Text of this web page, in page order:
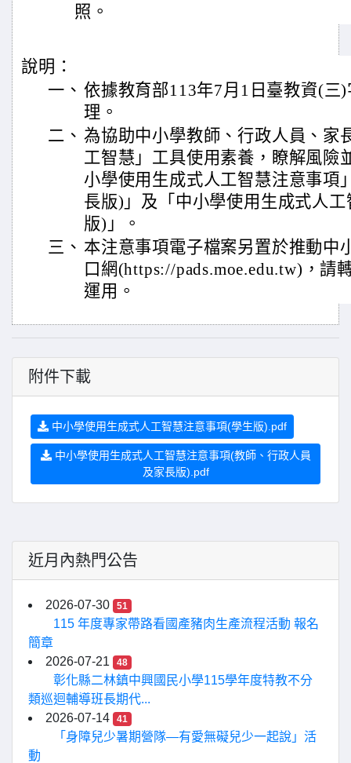
照。
說明：
一、 依據教育部113年7月1日臺教資(三
理。
二、 為協助中小學教師、行政人員、家
工智慧」工具使用素養，瞭解風險
小學使用生成式人工智慧注意事項
長版)」及「中小學使用生成式人
版)」。
三、 本注意事項電子檔案另置於推動中
口網(https://pads.moe.edu.tw)，請
運用。
附件下載
中小學使用生成式人工智慧注意事項(學生版).pdf
中小學使用生成式人工智慧注意事項(教師、行政人員
及家長版).pdf
近月內熱門公告
2026-07-30 51
115 年度專家帶路看國產豬肉生產流程活動 報名
簡章
2026-07-21
48
彰化縣二林鎮中興國民小學115學年度特教不分
類巡迴輔導班長期代...
2026-07-14
41
「身障兒少暑期營隊—有愛無礙兒少一起說」活
動